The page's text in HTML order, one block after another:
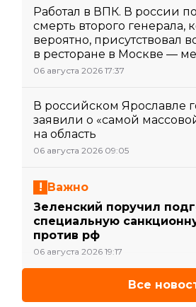
Работал в ВПК. В россии
смерть второго генерала,
вероятно, присутствовал
в ресторане в Москве —
06 августа 2026 17:37
В российском Ярославле
заявили о «самой
на область
06 августа 2026 09:05
Важно
Зеленский поручил
специальную
против рф
06 августа 2026 19:17
Все